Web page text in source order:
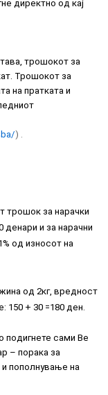
директно од кај
трошокот за
Трошокот за
на пратката и
) .
трошок за нарачки
и за нарачни
од износот на
од 2кг, вредност
150 + 30 =180 ден.
подигнете сами Ве
– порака за
пополнување на